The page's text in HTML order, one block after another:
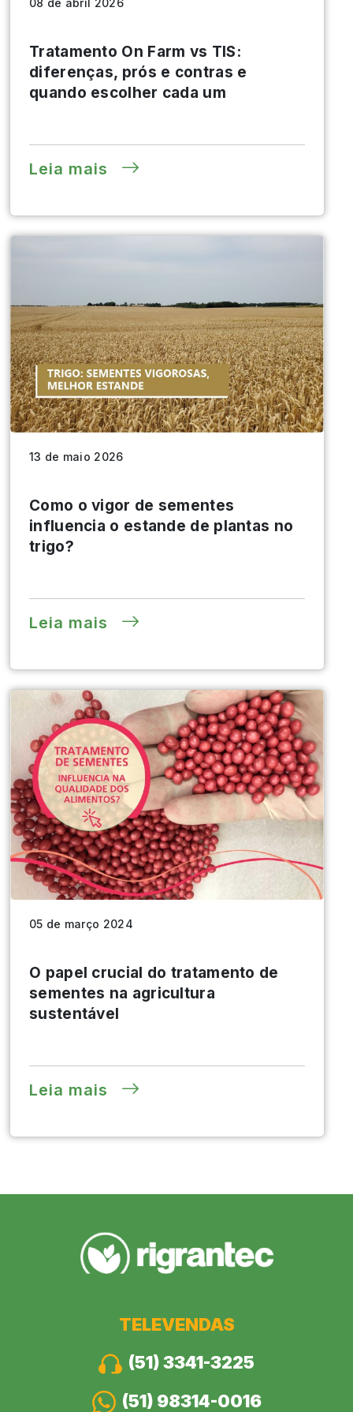
08 de abril 2026
Tratamento On Farm vs TIS:
diferenças, prós e contras e
quando escolher cada um
Leia mais
13 de maio 2026
Como o vigor de sementes
influencia o estande de plantas no
trigo?
Leia mais
05 de março 2024
O papel crucial do tratamento de
sementes na agricultura
sustentável
Leia mais
TELEVENDAS
(51) 3341-3225
(51) 98314-0016